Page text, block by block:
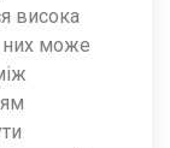
висока
них може